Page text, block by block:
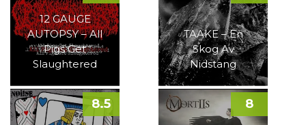
12 GAUGE
AUTOPSY – All
Pigs Get
Slaughtered
TAAKE – En
Skog Av
Nidstang
8.5 8